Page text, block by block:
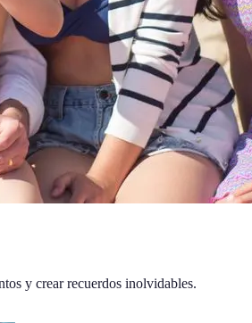
y crear recuerdos inolvidables.